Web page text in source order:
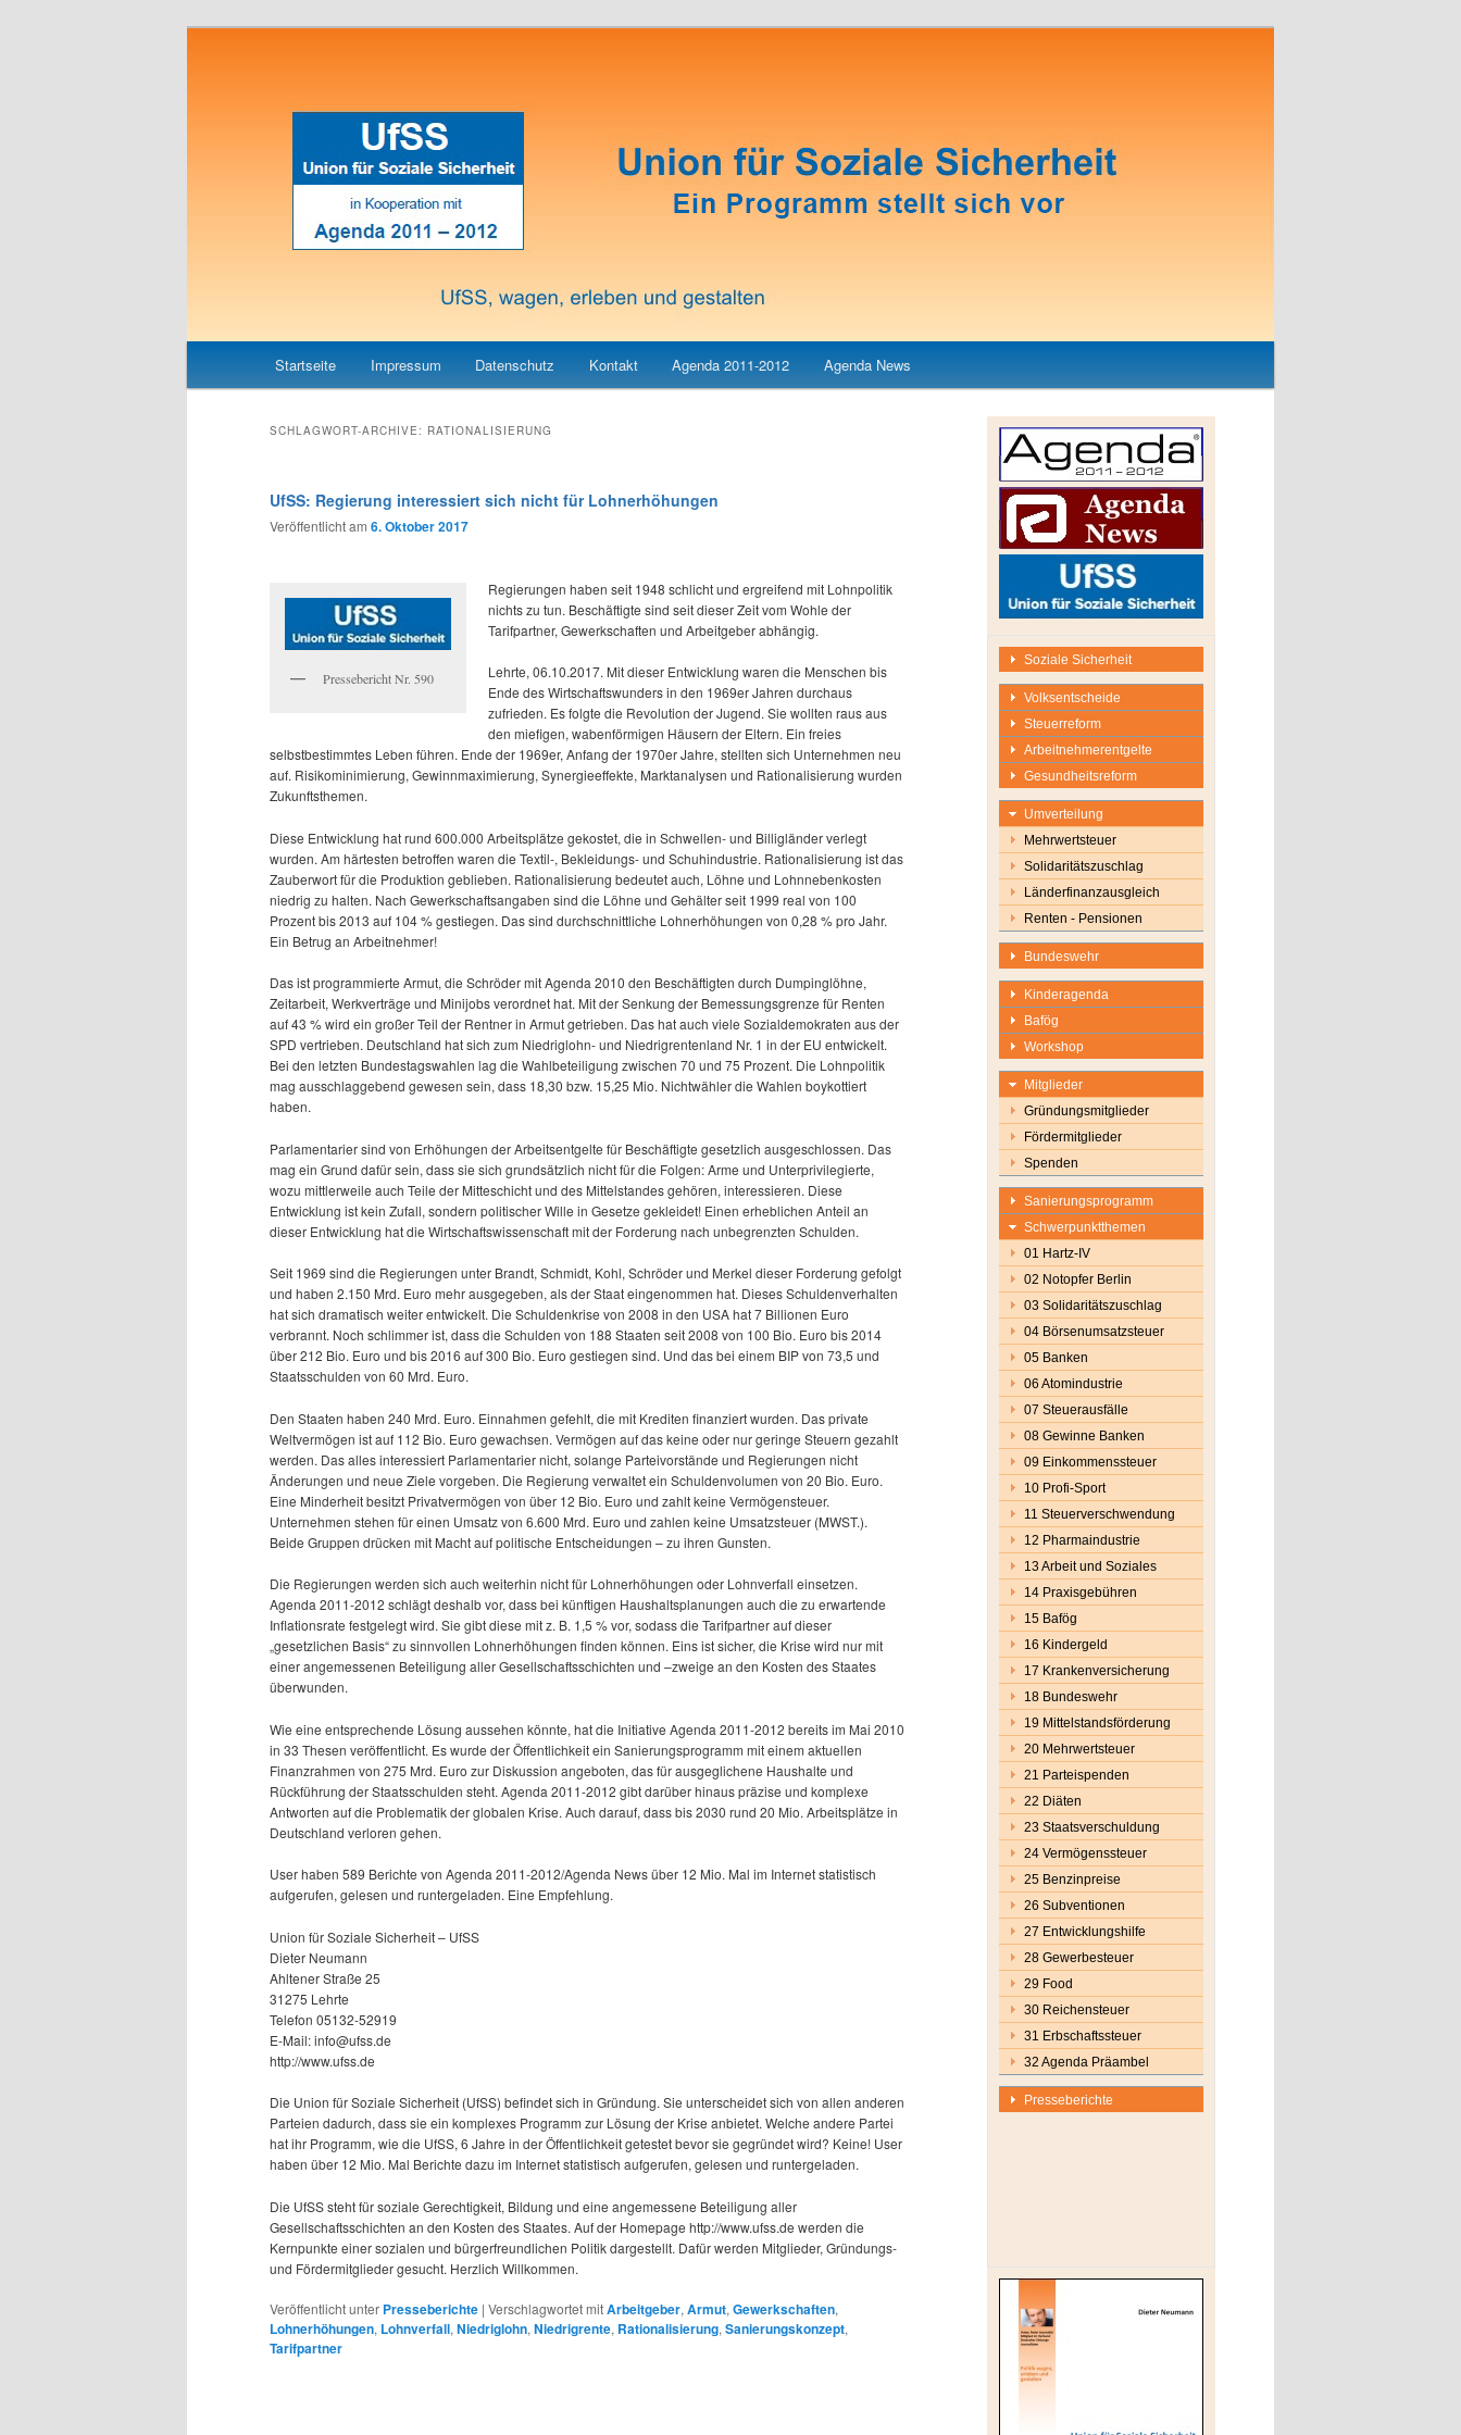
UfSS
Zum
Zum
Startseite Impressum Datenschutz Kontakt Agenda 2011-2012 Agenda News
SCHLAGWORT-ARCHIVE: RATIONALISIERUNG
UfSS: Regierung interessiert sich nicht für Lohnerhöhungen
Veröffentlicht am 6. Oktober 2017
Pressebericht Nr. 590
Regierungen haben seit 1948 schlicht und ergreifend mit Lohnpolitik
nichts zu tun. Beschäftigte sind seit dieser Zeit vom Wohle der
Tarifpartner, Gewerkschaften und Arbeitgeber abhängig.
Lehrte, 06.10.2017. Mit dieser Entwicklung waren die Menschen bis
Ende des Wirtschaftswunders in den 1969er Jahren durchaus
zufrieden. Es folgte die Revolution der Jugend. Sie wollten raus aus
den miefigen, wabenförmigen Häusern der Eltern. Ein freies
selbstbestimmtes Leben führen. Ende der 1969er, Anfang der 1970er Jahre, stellten sich Unternehmen neu
auf. Risikominimierung, Gewinnmaximierung, Synergieeffekte, Marktanalysen und Rationalisierung wurden
Zukunftsthemen.
Diese Entwicklung hat rund 600.000 Arbeitsplätze gekostet, die in Schwellen- und Billigländer verlegt
wurden. Am härtesten betroffen waren die Textil-, Bekleidungs- und Schuhindustrie. Rationalisierung ist das
Zauberwort für die Produktion geblieben. Rationalisierung bedeutet auch, Löhne und Lohnnebenkosten
niedrig zu halten. Nach Gewerkschaftsangaben sind die Löhne und Gehälter seit 1999 real von 100
Prozent bis 2013 auf 104 % gestiegen. Das sind durchschnittliche Lohnerhöhungen von 0,28 % pro Jahr.
Ein Betrug an Arbeitnehmer!
Das ist programmierte Armut, die Schröder mit Agenda 2010 den Beschäftigten durch Dumpinglöhne,
Zeitarbeit, Werkverträge und Minijobs verordnet hat. Mit der Senkung der Bemessungsgrenze für Renten
auf 43 % wird ein großer Teil der Rentner in Armut getrieben. Das hat auch viele Sozialdemokraten aus der
SPD vertrieben. Deutschland hat sich zum Niedriglohn- und Niedrigrentenland Nr. 1 in der EU entwickelt.
Bei den letzten Bundestagswahlen lag die Wahlbeteiligung zwischen 70 und 75 Prozent. Die Lohnpolitik
mag ausschlaggebend gewesen sein, dass 18,30 bzw. 15,25 Mio. Nichtwähler die Wahlen boykottiert
haben.
Parlamentarier sind von Erhöhungen der Arbeitsentgelte für Beschäftigte gesetzlich ausgeschlossen. Das
mag ein Grund dafür sein, dass sie sich grundsätzlich nicht für die Folgen: Arme und Unterprivilegierte,
wozu mittlerweile auch Teile der Mitteschicht und des Mittelstandes gehören, interessieren. Diese
Entwicklung ist kein Zufall, sondern politischer Wille in Gesetze gekleidet! Einen erheblichen Anteil an
dieser Entwicklung hat die Wirtschaftswissenschaft mit der Forderung nach unbegrenzten Schulden.
Seit 1969 sind die Regierungen unter Brandt, Schmidt, Kohl, Schröder und Merkel dieser Forderung gefolgt
und haben 2.150 Mrd. Euro mehr ausgegeben, als der Staat eingenommen hat. Dieses Schuldenverhalten
hat sich dramatisch weiter entwickelt. Die Schuldenkrise von 2008 in den USA hat 7 Billionen Euro
verbrannt. Noch schlimmer ist, dass die Schulden von 188 Staaten seit 2008 von 100 Bio. Euro bis 2014
über 212 Bio. Euro und bis 2016 auf 300 Bio. Euro gestiegen sind. Und das bei einem BIP von 73,5 und
Staatsschulden von 60 Mrd. Euro.
Den Staaten haben 240 Mrd. Euro. Einnahmen gefehlt, die mit Krediten finanziert wurden. Das private
Weltvermögen ist auf 112 Bio. Euro gewachsen. Vermögen auf das keine oder nur geringe Steuern gezahlt
werden. Das alles interessiert Parlamentarier nicht, solange Parteivorstände und Regierungen nicht
Änderungen und neue Ziele vorgeben. Die Regierung verwaltet ein Schuldenvolumen von 20 Bio. Euro.
Eine Minderheit besitzt Privatvermögen von über 12 Bio. Euro und zahlt keine Vermögensteuer.
Unternehmen stehen für einen Umsatz von 6.600 Mrd. Euro und zahlen keine Umsatzsteuer (MWST.).
Beide Gruppen drücken mit Macht auf politische Entscheidungen – zu ihren Gunsten.
Die Regierungen werden sich auch weiterhin nicht für Lohnerhöhungen oder Lohnverfall einsetzen.
Agenda 2011-2012 schlägt deshalb vor, dass bei künftigen Haushaltsplanungen auch die zu erwartende
Inflationsrate festgelegt wird. Sie gibt diese mit z. B. 1,5 % vor, sodass die Tarifpartner auf dieser
„gesetzlichen Basis“ zu sinnvollen Lohnerhöhungen finden können. Eins ist sicher, die Krise wird nur mit
einer angemessenen Beteiligung aller Gesellschaftsschichten und –zweige an den Kosten des Staates
überwunden.
Wie eine entsprechende Lösung aussehen könnte, hat die Initiative Agenda 2011-2012 bereits im Mai 2010
in 33 Thesen veröffentlicht. Es wurde der Öffentlichkeit ein Sanierungsprogramm mit einem aktuellen
Finanzrahmen von 275 Mrd. Euro zur Diskussion angeboten, das für ausgeglichene Haushalte und
Rückführung der Staatsschulden steht. Agenda 2011-2012 gibt darüber hinaus präzise und komplexe
Antworten auf die Problematik der globalen Krise. Auch darauf, dass bis 2030 rund 20 Mio. Arbeitsplätze in
Deutschland verloren gehen.
User haben 589 Berichte von Agenda 2011-2012/Agenda News über 12 Mio. Mal im Internet statistisch
aufgerufen, gelesen und runtergeladen. Eine Empfehlung.
Union für Soziale Sicherheit – UfSS
Dieter Neumann
Ahltener Straße 25
31275 Lehrte
Telefon 05132-52919
E-Mail: info@ufss.de
http://www.ufss.de
Die Union für Soziale Sicherheit (UfSS) befindet sich in Gründung. Sie unterscheidet sich von allen anderen
Parteien dadurch, dass sie ein komplexes Programm zur Lösung der Krise anbietet. Welche andere Partei
hat ihr Programm, wie die UfSS, 6 Jahre in der Öffentlichkeit getestet bevor sie gegründet wird? Keine! User
haben über 12 Mio. Mal Berichte dazu im Internet statistisch aufgerufen, gelesen und runtergeladen.
Die UfSS steht für soziale Gerechtigkeit, Bildung und eine angemessene Beteiligung aller
Gesellschaftsschichten an den Kosten des Staates. Auf der Homepage http://www.ufss.de werden die
Kernpunkte einer sozialen und bürgerfreundlichen Politik dargestellt. Dafür werden Mitglieder, Gründungs-
und Fördermitglieder gesucht. Herzlich Willkommen.
Veröffentlicht unter Presseberichte | Verschlagwortet mitArbeitgeber, Armut, Gewerkschaften,
Lohnerhöhungen, Lohnverfall, Niedriglohn, Niedrigrente, Rationalisierung, Sanierungskonzept,
Tarifpartner
Soziale Sicherheit
Volksentscheide
Steuerreform
Arbeitnehmerentgelte
Gesundheitsreform
Umverteilung
Mehrwertsteuer
Solidaritätszuschlag
Länderfinanzausgleich
Renten - Pensionen
Bundeswehr
Kinderagenda
Bafög
Workshop
Mitglieder
Gründungsmitglieder
Fördermitglieder
Spenden
Sanierungsprogramm
Schwerpunktthemen
01 Hartz-IV
02 Notopfer Berlin
03 Solidaritätszuschlag
04 Börsenumsatzsteuer
05 Banken
06 Atomindustrie
07 Steuerausfälle
08 Gewinne Banken
09 Einkommenssteuer
10 Profi-Sport
11 Steuerverschwendung
12 Pharmaindustrie
13 Arbeit und Soziales
14 Praxisgebühren
15 Bafög
16 Kindergeld
17 Krankenversicherung
18 Bundeswehr
19 Mittelstandsförderung
20 Mehrwertsteuer
21 Parteispenden
22 Diäten
23 Staatsverschuldung
24 Vermögenssteuer
25 Benzinpreise
26 Subventionen
27 Entwicklungshilfe
28 Gewerbesteuer
29 Food
30 Reichensteuer
31 Erbschaftssteuer
32 Agenda Präambel
Presseberichte